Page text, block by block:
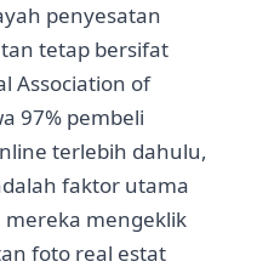
penyesatan
tetap bersifat
Association of
97% pembeli
terlebih dahulu,
faktor utama
mengeklik
foto real estat